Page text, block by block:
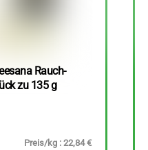
Rauch-
zu 135 g
Preis/kg : 22,84 €